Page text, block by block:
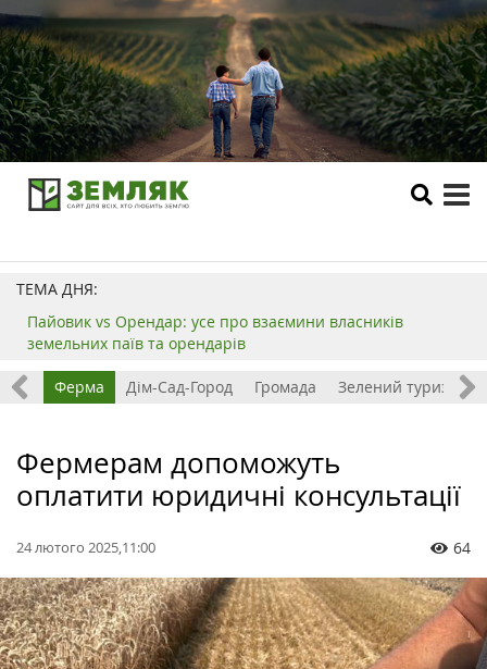
ТЕМА ДНЯ:
Пайовик vs Орендар: усе про взаємини власників
земельних паїв та орендарів
Ферма Дім-Сад-Город Громада Зелений туризм
Фермерам допоможуть
оплатити юридичні консультації
24 лютого 2025,11:00 64